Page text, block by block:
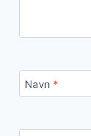
Navn *